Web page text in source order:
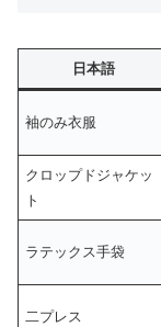
日本語
袖のみ衣服
クロップドジャケッ
ト
ラテックス手袋
二プレス